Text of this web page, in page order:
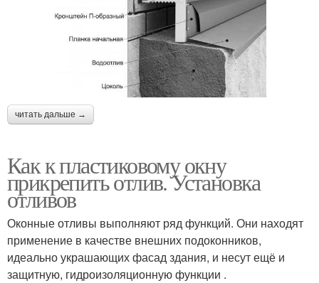
читать дальше →
Как к пластиковому окну
прикрепить отлив. Установка
отливов
Оконные отливы выполняют ряд функций. Они находят
применение в качестве внешних подоконников,
идеально украшающих фасад здания, и несут ещё и
защитную, гидроизоляционную функции .